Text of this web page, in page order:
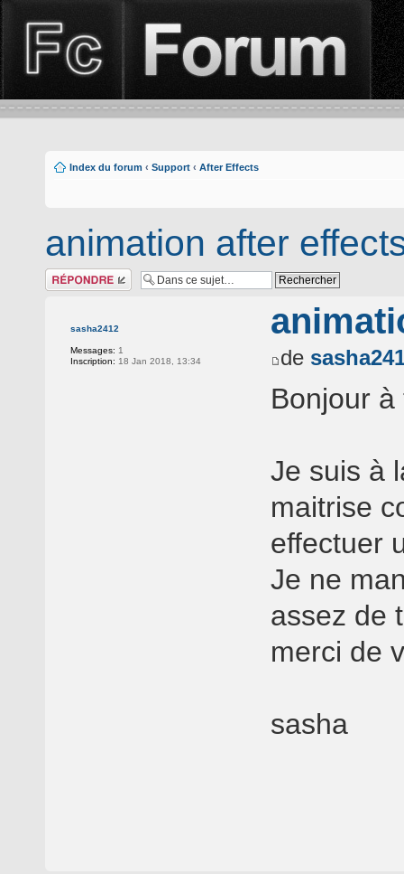
Index du forum ‹ Support ‹ After Effects
animation after
Répondre
sasha2412
Messages: 1
Inscription: 18 Jan 2018, 13:34 de
Bonjour à
Je suis à
maitrise
effectuer
Je ne
assez de
merci de
sasha